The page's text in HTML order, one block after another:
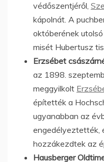
védőszentjéről,
kápolnát. A
októberének
misét Hubertusz
Erzsébet
az 1898.
meggyilkolt
építették a
ugyanabban az
engedélyeztették,
hozzákezdtek az
Hausberger